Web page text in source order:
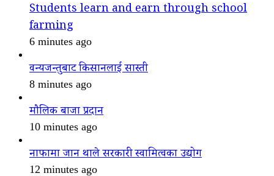
Students learn and earn through school
farming
6 minutes ago
वन्यजन्तुबाट किसानलाई सास्ती
8 minutes ago
मौलिक बाजा प्रदान
10 minutes ago
नाफामा जान थाले सरकारी स्वामित्वका उद्योग
12 minutes ago